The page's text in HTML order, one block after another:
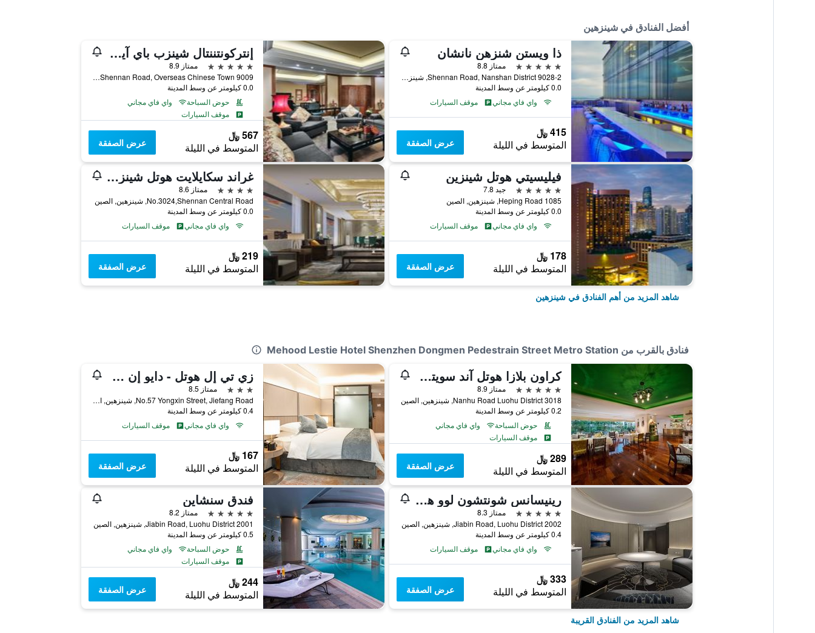
أفضل الفنادق في شينزهين
ذا ويستن شنزهن نانشان
5 نجوم
ممتاز 8.8
9028-2 Shennan Road, Nanshan District, شينزهين, الصين
0.0 كيلومتر عن وسط المدينة
واي فاي مجاني
موقف السيارات
415 ﷼
المتوسط في الليلة عرض الصفقة
إنتركونتننتال شينزب باي آيتش جي
5 نجوم
ممتاز 8.9
9009 Shennan Road, Overseas Chinese Town, شينزهين, الصين
0.0 كيلومتر عن وسط المدينة
حوض السباحة
واي فاي مجاني
موقف السيارات
567 ﷼
المتوسط في الليلة عرض الصفقة
فيليسيتي هوتل شينزين
5 نجوم
جيد 7.8
1085 Heping Road, شينزهين, الصين
0.0 كيلومتر عن وسط المدينة
واي فاي مجاني
موقف السيارات
178 ﷼
المتوسط في الليلة عرض الصفقة
غراند سكايلايت هوتل شينزين
4 نجوم
ممتاز 8.6
No.3024,Shennan Central Road, شينزهين, الصين
0.0 كيلومتر عن وسط المدينة
واي فاي مجاني
موقف السيارات
219 ﷼
المتوسط في الليلة عرض الصفقة
شاهد المزيد من أهم الفنادق في شينزهين
فنادق بالقرب من Mehood Lestie Hotel Shenzhen Dongmen Pedestrain Street Metro Station
كراون بلازا هوتل آند سويتس لاندمارك شينزب باي آيتش جي
5 نجوم
ممتاز 8.9
3018 Nanhu Road Luohu District, شينزهين, الصين
0.2 كيلومتر عن وسط المدينة
حوض السباحة
واي فاي مجاني
موقف السيارات
289 ﷼
المتوسط في الليلة عرض الصفقة
زي تي إل هوتل - دايو إن شينزين سابقًا
3 نجوم
ممتاز 8.5
No.57 Yongxin Street, Jiefang Road, شينزهين, الصين
0.4 كيلومتر عن وسط المدينة
واي فاي مجاني
موقف السيارات
167 ﷼
المتوسط في الليلة عرض الصفقة
رينيسانس شونتشون لوو هوتل
5 نجوم
ممتاز 8.3
2002 Jiabin Road, Luohu District, شينزهين, الصين
0.4 كيلومتر عن وسط المدينة
واي فاي مجاني
موقف السيارات
333 ﷼
المتوسط في الليلة عرض الصفقة
فندق سنشاين
5 نجوم
ممتاز 8.2
2001 Jiabin Road, Luohu District, شينزهين, الصين
0.5 كيلومتر عن وسط المدينة
حوض السباحة
واي فاي مجاني
موقف السيارات
244 ﷼
المتوسط في الليلة عرض الصفقة
شاهد المزيد من الفنادق القريبة